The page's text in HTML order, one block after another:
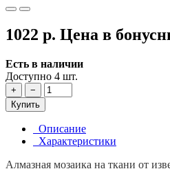
1022 р. Цена в
Есть в наличии
Доступно 4 шт.
+
−
Купить
Описание
Характеристики
Алмазная мозаика на ткани от